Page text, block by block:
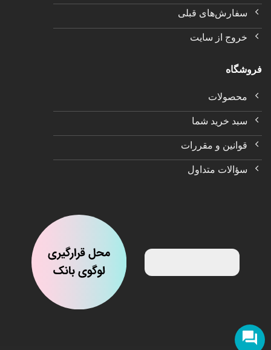
سفارش‌های قبلی
خروج از سایت
فروشگاه
محصولات
سبد خرید شما
قوانین و مقررات
سؤالات متداول